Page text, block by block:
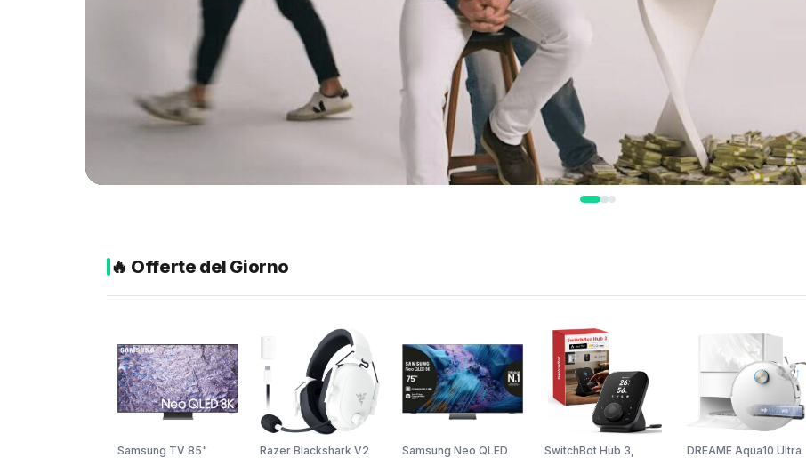
·
Rippling
quanto
costa
🔥 Offerte del Giorno
Samsung TV 85"
Razer Blackshark V2
Samsung Neo QLED
SwitchBot Hub 3,
DREAME Aqua10 Ultra